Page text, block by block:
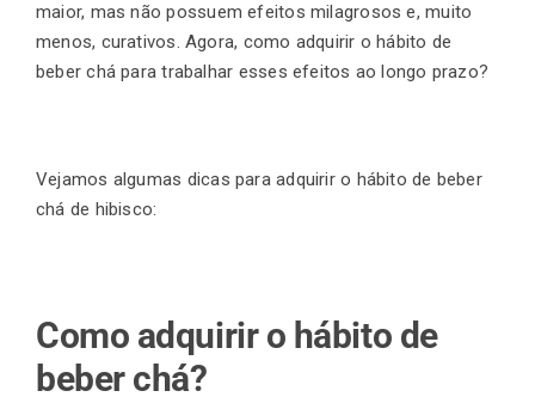
maior, mas não possuem efeitos milagrosos e, muito
menos, curativos. Agora, como adquirir o hábito de
beber chá para trabalhar esses efeitos ao longo prazo?
Vejamos algumas dicas para adquirir o hábito de beber
chá de hibisco:
Como adquirir o hábito de
beber chá?